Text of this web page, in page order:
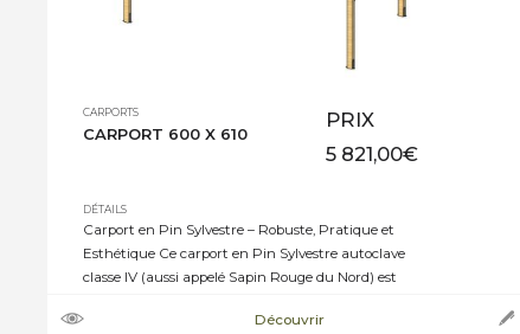
CARPORTS
CARPORT 600 X 610
PRIX
5 821,00€
DÉTAILS
Carport en Pin Sylvestre – Robuste, Pratique et
Esthétique Ce carport en Pin Sylvestre autoclave
classe IV (aussi appelé Sapin Rouge du Nord) est
à votre véhicule. Il peut être installé en indépendant
Découvrir